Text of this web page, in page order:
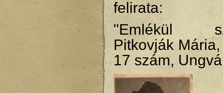
felirata:
"Emlékül
Pitkovják
17 szám,